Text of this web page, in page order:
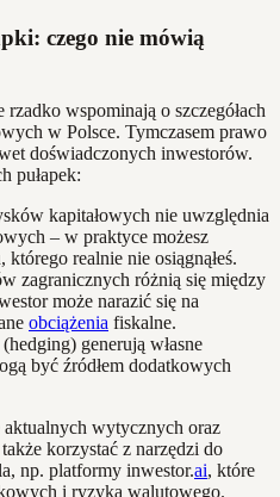
czego nie mówią
wspominają o szczegółach
w Polsce. Tymczasem prawo
doświadczonych inwestorów.
pułapek:
kapitałowych nie uwzględnia
– w praktyce możesz
którego realnie nie osiągnąłeś.
zagranicznych różnią się między
może narazić się na
obciążenia fiskalne.
generują własne
być źródłem dodatkowych
aktualnych wytycznych oraz
korzystać z narzędzi do
np. platformy inwestor.ai, które
i ryzyka walutowego.